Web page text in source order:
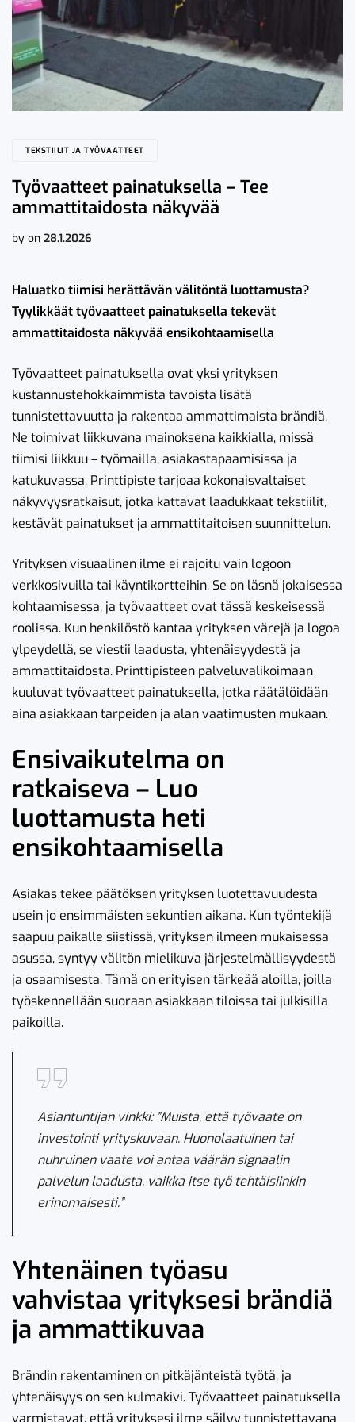
TEKSTIILIT JA TYÖVAATTEET
Työvaatteet painatuksella – Tee
ammattitaidosta näkyvää
by on 28.1.2026
Haluatko tiimisi herättävän välitöntä luottamusta?
Tyylikkäät työvaatteet painatuksella tekevät
ammattitaidosta näkyvää ensikohtaamisella
Työvaatteet painatuksella ovat yksi yrityksen
kustannustehokkaimmista tavoista lisätä
tunnistettavuutta ja rakentaa ammattimaista brändiä.
Ne toimivat liikkuvana mainoksena kaikkialla, missä
tiimisi liikkuu – työmailla, asiakastapaamisissa ja
katukuvassa. Printtipiste tarjoaa kokonaisvaltaiset
näkyvyysratkaisut, jotka kattavat laadukkaat tekstiilit,
kestävät painatukset ja ammattitaitoisen suunnittelun.
Yrityksen visuaalinen ilme ei rajoitu vain logoon
verkkosivuilla tai käyntikortteihin. Se on läsnä jokaisessa
kohtaamisessa, ja työvaatteet ovat tässä keskeisessä
roolissa. Kun henkilöstö kantaa yrityksen värejä ja logoa
ylpeydellä, se viestii laadusta, yhtenäisyydestä ja
ammattitaidosta. Printtipisteen palveluvalikoimaan
kuuluvat työvaatteet painatuksella, jotka räätälöidään
aina asiakkaan tarpeiden ja alan vaatimusten mukaan.
Ensivaikutelma on
ratkaiseva – Luo
luottamusta heti
ensikohtaamisella
Asiakas tekee päätöksen yrityksen luotettavuudesta
usein jo ensimmäisten sekuntien aikana. Kun työntekijä
saapuu paikalle siistissä, yrityksen ilmeen mukaisessa
asussa, syntyy välitön mielikuva järjestelmällisyydestä
ja osaamisesta. Tämä on erityisen tärkeää aloilla, joilla
työskennellään suoraan asiakkaan tiloissa tai julkisilla
paikoilla.
Asiantuntijan vinkki: ”Muista, että työvaate on
investointi yrityskuvaan. Huonolaatuinen tai
nuhruinen vaate voi antaa väärän signaalin
palvelun laadusta, vaikka itse työ tehtäisiinkin
erinomaisesti.”
Yhtenäinen työasu
vahvistaa yrityksesi brändiä
ja ammattikuvaa
Brändin rakentaminen on pitkäjänteistä työtä, ja
yhtenäisyys on sen kulmakivi. Työvaatteet painatuksella
varmistavat, että yrityksesi ilme säilyy tunnistettavana